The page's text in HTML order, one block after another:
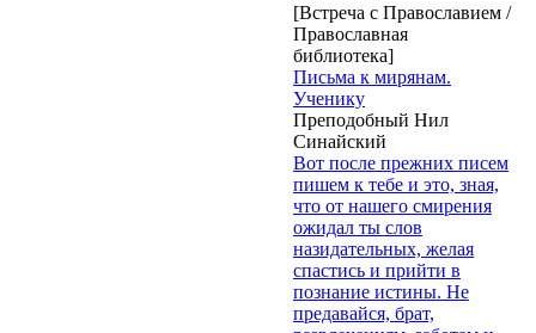
[Встреча с Православием /
Православная
библиотека]
Письма к мирянам.
Ученику
Преподобный Нил
Синайский
Вот после прежних писем
пишем к тебе и это, зная,
что от нашего смирения
ожидал ты слов
назидательных, желая
спастись и прийти в
познание истины. Не
предавайся, брат,